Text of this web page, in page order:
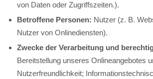
von Daten oder Zugriffszeiten.).
Betroffene Personen: Nutzer (z. B.
Nutzer von Onlinediensten).
Zwecke der Verarbeitung und
Bereitstellung unseres Onlineangebotes
Nutzerfreundlichkeit;